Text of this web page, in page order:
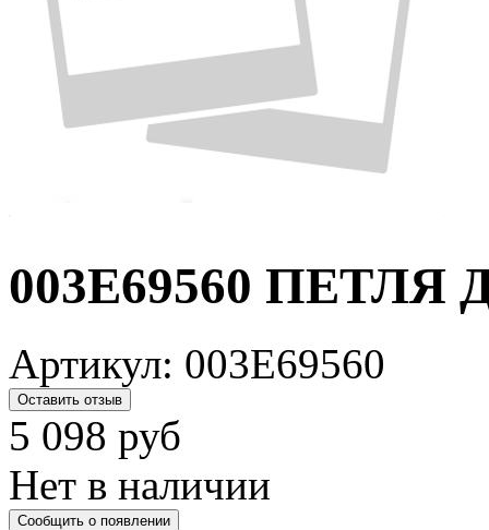
003E69560 ПЕТЛЯ
Артикул: 003E69560
Оставить отзыв
5 098 руб
Нет в наличии
Сообщить о появлении